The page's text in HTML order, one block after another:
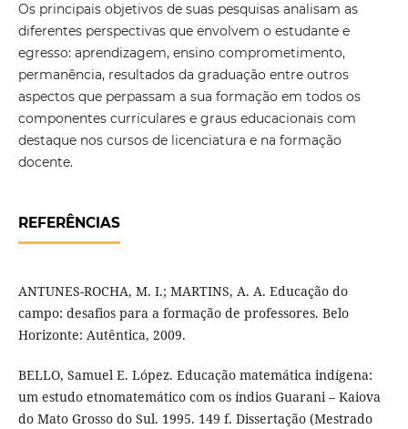
Os principais objetivos de suas pesquisas analisam as
diferentes perspectivas que envolvem o estudante e
egresso: aprendizagem, ensino comprometimento,
permanência, resultados da graduação entre outros
aspectos que perpassam a sua formação em todos os
componentes curriculares e graus educacionais com
destaque nos cursos de licenciatura e na formação
docente.
REFERÊNCIAS
ANTUNES-ROCHA, M. I.; MARTINS, A. A. Educação do
campo: desafios para a formação de professores. Belo
Horizonte: Autêntica, 2009.
BELLO, Samuel E. López. Educação matemática indígena:
um estudo etnomatemático com os índios Guarani – Kaiova
do Mato Grosso do Sul. 1995. 149 f. Dissertação (Mestrado